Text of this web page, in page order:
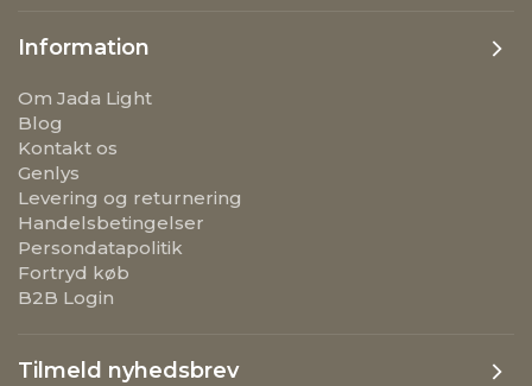
Information
Om Jada Light
Blog
Kontakt os
Genlys
Levering og returnering
Handelsbetingelser
Persondatapolitik
Fortryd køb
B2B Login
Tilmeld nyhedsbrev